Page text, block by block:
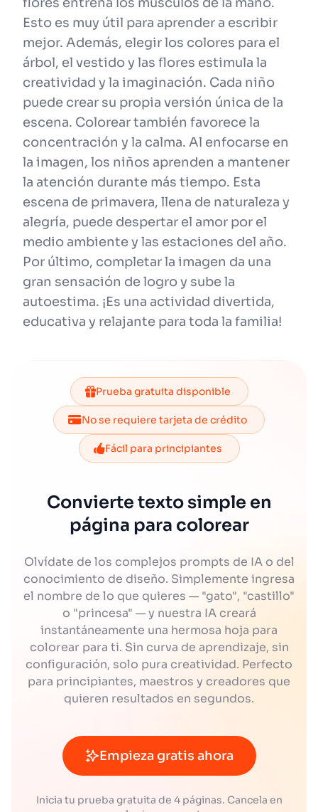
Esto es muy útil para aprender a escribir
mejor. Además, elegir los colores para el
árbol, el vestido y las flores estimula la
creatividad y la imaginación. Cada niño
puede crear su propia versión única de la
escena. Colorear también favorece la
concentración y la calma. Al enfocarse en
la imagen, los niños aprenden a mantener
la atención durante más tiempo. Esta
escena de primavera, llena de naturaleza y
alegría, puede despertar el amor por el
medio ambiente y las estaciones del año.
Por último, completar la imagen da una
gran sensación de logro y sube la
autoestima. ¡Es una actividad divertida,
educativa y relajante para toda la familia!
Prueba gratuita disponible
No se requiere tarjeta de crédito
Fácil para principiantes
Convierte texto simple en
página para colorear
Olvídate de los complejos prompts de IA o del
conocimiento de diseño. Simplemente ingresa
el nombre de lo que quieres — "gato", "castillo"
o "princesa" — y nuestra IA creará
instantáneamente una hermosa hoja para
colorear para ti. Sin curva de aprendizaje, sin
configuración, solo pura creatividad. Perfecto
para principiantes, maestros y creadores que
quieren resultados en segundos.
Empieza gratis ahora
Inicia tu prueba gratuita de 4 páginas. Cancela en